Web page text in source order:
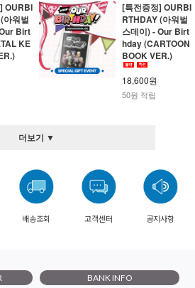
OURBI
아워벌
Birt
KE
[특전증정] OURBI
RTHDAY (아워벌
스데이) - Our Birt
hday (CARTOON
BOOK VER.)
18,600원
50원 적립
더보기 ▼
배송조회 고객센터 공지사항
BANK INFO